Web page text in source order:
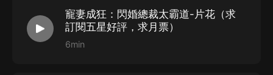
開；身心疲憊，她黯然選擇退場：“…離婚吧！”
某男卻眼皮未抬：“封氏家規第一條！”封氏子孫，婚成不
寵妻成狂：閃婚總裁太霸道-片花（求
訂閱五星好評，求月票）
6min